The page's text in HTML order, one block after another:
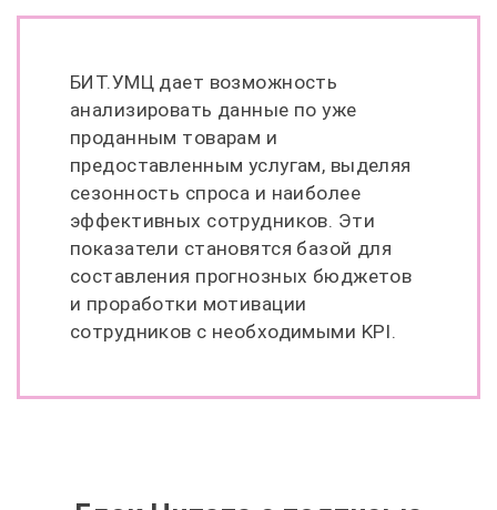
БИТ.УМЦ дает возможность
анализировать данные по уже
проданным товарам и
предоставленным услугам, выделяя
сезонность спроса и наиболее
эффективных сотрудников. Эти
показатели становятся базой для
составления прогнозных бюджетов
и проработки мотивации
сотрудников с необходимыми KPI.